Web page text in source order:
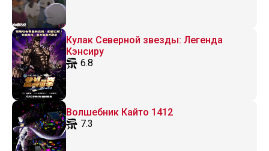
Кулак Северной звезды: Легенда
Кэнсиру
6.8
Волшебник Кайто 1412
7.3